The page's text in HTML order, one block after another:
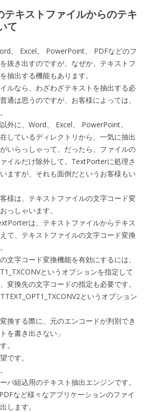
キストファイルからのテキ
て
、 Excel、 PowerPoint、 PDFなどのフ
抜き出すのですが、なぜか、テキストフ
抽出する機能もあります。
ルなら、わざわざテキストを抽出する必
通は思うのですが、お客様によっては、
外に、Word、 Excel、 PowerPoint、
しているディレクトリから、一気に抽出
いらっしゃって、だったら、ファイルの
イルだけ除外して、TextPorterに処理さ
ますが、それも面倒だというお客様もい
様は、テキストファイルの文字コード変
っしゃいます。
は、テキストファイルからテキス
て、テキストファイルの文字コード変換
文字コード変換機能を有効にするには、
というオプションを指定して
変換先の文字コードの指定も必要です。
というオプション
換する際に、元のエンコードが判別でき
を書き出さない」
。
です。
組込用のテキスト抽出エンジンです。
など様々なアプリケーションのファイ
します。